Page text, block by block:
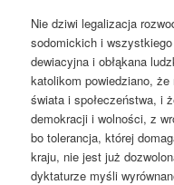
Nie dziwi legalizacja
sodomickich i
dewiacyjna i obłąkana
katolikom powiedziano,
świata i społeczeństwa, i
demokracji i wolności, z
bo tolerancja, której
kraju, nie jest już
dyktaturze myśli